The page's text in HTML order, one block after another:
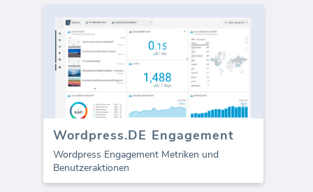
Wordpress.DE Engagement
Wordpress Engagement Metriken und
Benutzeraktionen